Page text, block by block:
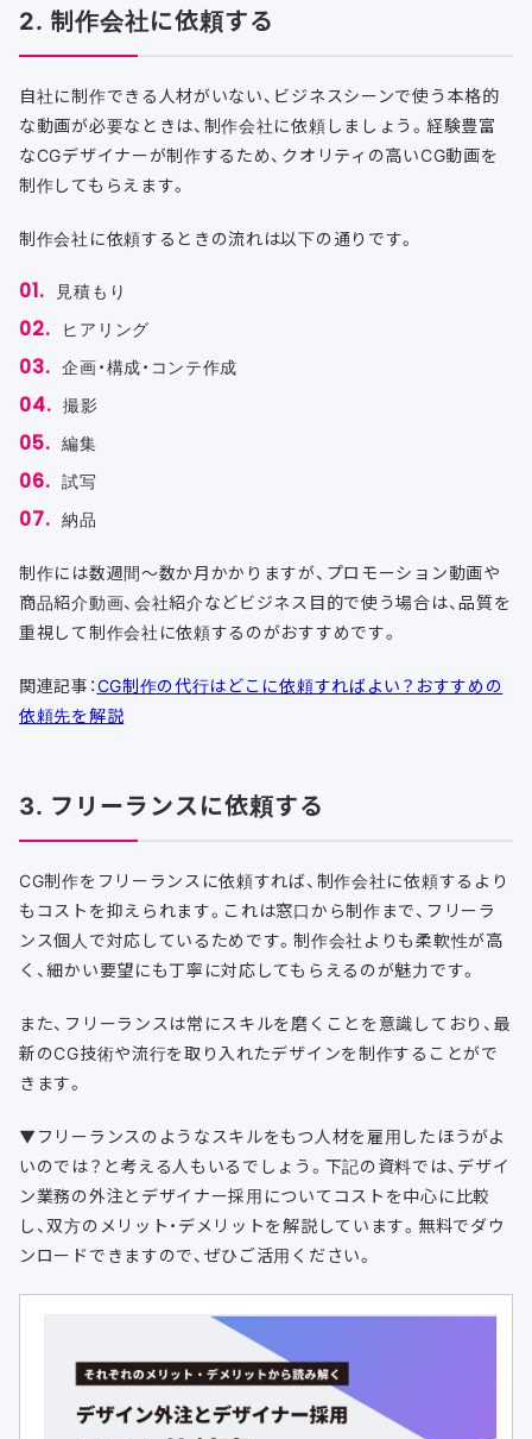
2. 制作会社に依頼する
自社に制作できる人材がいない、ビジネスシーンで使う本格的
な動画が必要なときは、制作会社に依頼しましょう。経験豊富
なCGデザイナーが制作するため、クオリティの高いCG動画を
制作してもらえます。
制作会社に依頼するときの流れは以下の通りです。
見積もり
ヒアリング
企画・構成・コンテ作成
撮影
編集
試写
納品
制作には数週間〜数か月かかりますが、プロモーション動画や
商品紹介動画、会社紹介などビジネス目的で使う場合は、品質を
重視して制作会社に依頼するのがおすすめです。
関連記事：CG制作の代行はどこに依頼すればよい？おすすめの
依頼先を解説
3. フリーランスに依頼する
CG制作をフリーランスに依頼すれば、制作会社に依頼するより
もコストを抑えられます。これは窓口から制作まで、フリーラ
ンス個人で対応しているためです。制作会社よりも柔軟性が高
く、細かい要望にも丁寧に対応してもらえるのが魅力です。
また、フリーランスは常にスキルを磨くことを意識しており、最
新のCG技術や流行を取り入れたデザインを制作することがで
きます。
▼フリーランスのようなスキルをもつ人材を雇用したほうがよ
いのでは？と考える人もいるでしょう。下記の資料では、デザイ
ン業務の外注とデザイナー採用についてコストを中心に比較
し、双方のメリット・デメリットを解説しています。無料でダウ
ンロードできますので、ぜひご活用ください。